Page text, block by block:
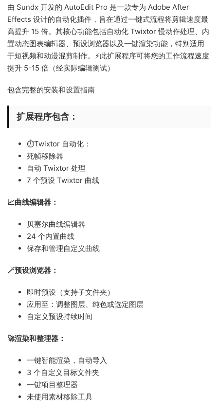
由 Sundx 开发的 AutoEdit Pro 是一款专为 Adobe After
Effects 设计的自动化插件，旨在通过一键式流程将剪辑速度最
高提升 15 倍。其核心功能包括自动化 Twixtor 慢动作处理、内
置动态图表编辑器、预设浏览器以及一键渲染功能，特别适用
于短视频和动漫混剪制作。⚡此扩展程序可将您的工作流程速度
提升 5-15 倍（经实际编辑测试）
包含完整的安装和设置指南
扩展程序包含：
⏱️Twixtor 自动化：
死帧移除器
自动 Twixtor 处理
7 个预设 Twixtor 曲线
📈曲线编辑器：
贝塞尔曲线编辑器
24 个内置曲线
保存和管理自定义曲线
🪄预设浏览器：
即时预设（支持子文件夹）
应用至：调整图层、纯色或选定图层
自定义预设持续时间
🚀渲染和整理器：
一键智能渲染，自动导入
3 个自定义目标文件夹
一键项目整理器
未使用素材移除工具